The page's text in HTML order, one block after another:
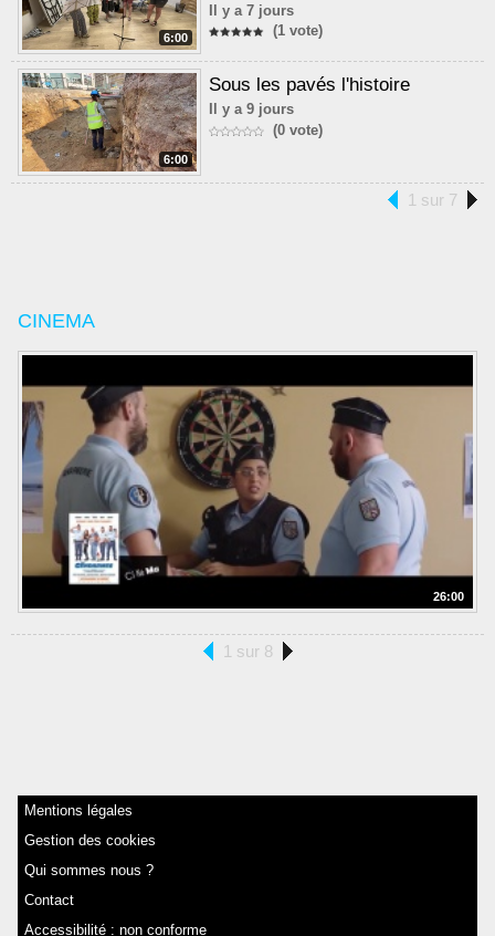
6:00
Il y a 7 jours
(1 vote)
6:00
Sous les pavés l'histoire
Il y a 9 jours
(0 vote)
1 sur 7
CINEMA
26:00
1 sur 8
Mentions légales
Gestion des cookies
Qui sommes nous ?
Contact
Accessibilité : non conforme